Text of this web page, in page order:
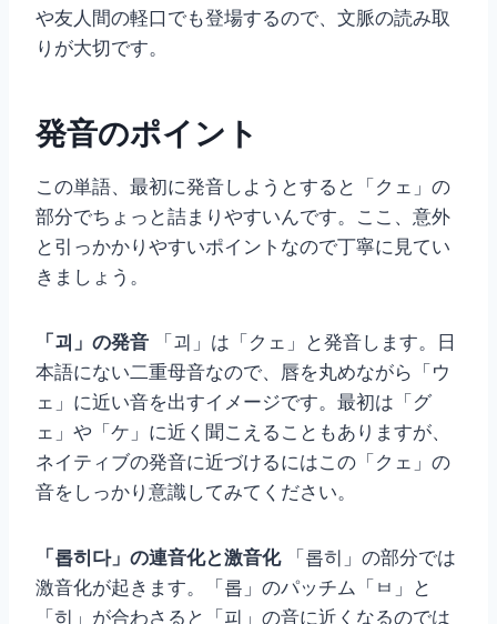
や友人間の軽口でも登場するので、文脈の読み取
りが大切です。
発音のポイント
この単語、最初に発音しようとすると「クェ」の
部分でちょっと詰まりやすいんです。ここ、意外
と引っかかりやすいポイントなので丁寧に見てい
きましょう。
「괴」の発音 「괴」は「クェ」と発音します。日
本語にない二重母音なので、唇を丸めながら「ウ
ェ」に近い音を出すイメージです。最初は「グ
ェ」や「ケ」に近く聞こえることもありますが、
ネイティブの発音に近づけるにはこの「クェ」の
音をしっかり意識してみてください。
「롭히다」の連音化と激音化「롭히」の部分では
激音化が起きます。「롭」のパッチム「ㅂ」と
「히」が合わさると「피」の音に近くなるのでは